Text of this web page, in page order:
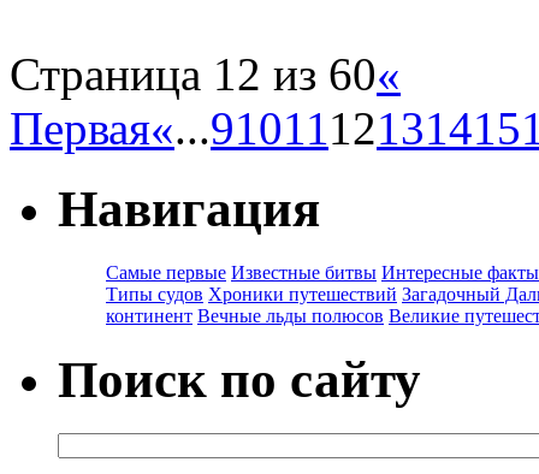
Страница 12 из 60«
Первая«...9101112131415
Навигация
Самые первые Известные битвы Интересные факты
Типы судов Хроники путешествий Загадочный
континент Вечные льды полюсов Великие
Поиск по сайту